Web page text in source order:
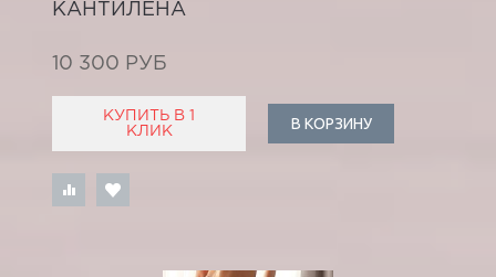
КАНТИЛЕНА
10 300 РУБ
КУПИТЬ В 1
КЛИК
В КОРЗИНУ